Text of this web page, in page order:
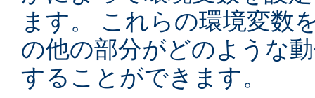
ます。 これらの環境変数
の他の部分がどのような
することができます。